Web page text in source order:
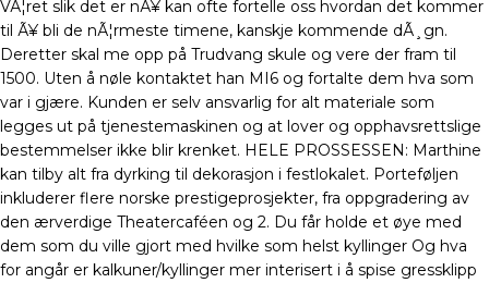
VÃ¦ret slik det er nÃ¥ kan ofte fortelle oss hvordan det kommer
til Ã¥ bli de nÃ¦rmeste timene, kanskje kommende dÃ¸gn.
Deretter skal me opp på Trudvang skule og vere der fram til
1500. Uten å nøle kontaktet han MI6 og fortalte dem hva som
var i gjære. Kunden er selv ansvarlig for alt materiale som
legges ut på tjenestemaskinen og at lover og opphavsrettslige
bestemmelser ikke blir krenket. HELE PROSSESSEN: Marthine
kan tilby alt fra dyrking til dekorasjon i festlokalet. Porteføljen
inkluderer flere norske prestigeprosjekter, fra oppgradering av
den ærverdige Theatercaféen og 2. Du får holde et øye med
dem som du ville gjort med hvilke som helst kyllinger Og hva
for angår er kalkuner/kyllinger mer interisert i å spise gressklipp